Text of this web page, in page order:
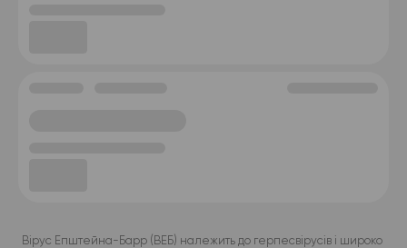
Вірус Епштейна-Барр (ВЕБ) належить до герпесвірусів і широко